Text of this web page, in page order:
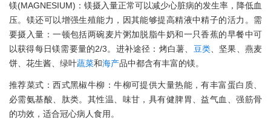
镁(MAGNESIUM)：镁摄入量正常可以减少心脏病的发生率，降低血
压。镁还可以增强生殖能力，因其能够提高精液中精子的活力。需
要摄入量：一顿包括两碗麦片粥加脱脂牛奶和一只香蕉的早餐中可
以获得每日镁需要量的2/3。进补途径：烤白薯、 豆类、坚果、燕麦
饼、花生酱、绿叶蔬菜和海产品中都含有丰富的镁。
推荐菜式：西式黑椒牛柳：牛柳可提供大量热能，有丰富蛋白质、
必需氨基酸、肽类。其性温、味甘，具有健脾胃、益气血、强筋骨
的功效，适合冠心病人食用。